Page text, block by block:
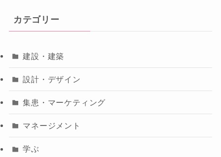
カテゴリー
建設・建築
設計・デザイン
集患・マーケティング
マネージメント
学ぶ